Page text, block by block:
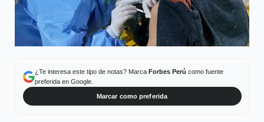
¿Te interesa este tipo de notas? Marca Forbes Perú como fuente
preferida en Google.
Marcar como preferida